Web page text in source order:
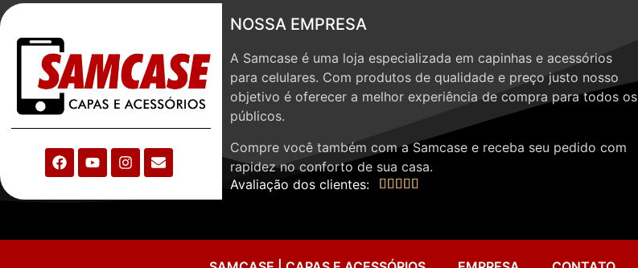
NOSSA EMPRESA
A Samcase é uma loja especializada em capinhas e acessórios
para celulares. Com produtos de qualidade e preço justo nosso
objetivo é oferecer a melhor experiência de compra para todos os
públicos.
Compre você também com a Samcase e receba seu pedido com
rapidez no conforto de sua casa.
Avaliação dos clientes:
    